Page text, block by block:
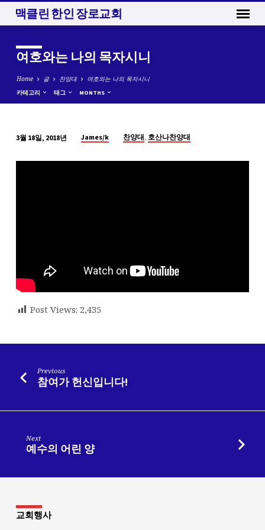
맥클린 한인 장로교회
여호와는 나의 목자시니
Home 글 찬양대 여호와는 나의 목자시니
카테고리 태그 MONTHS
호
니
3월 18일, 2018년 James/k 찬양대, 호산나찬양대
Post Views: 2,435
Previous
참여가 헌신입니다!
Next
예수의 어린 양
교회행사